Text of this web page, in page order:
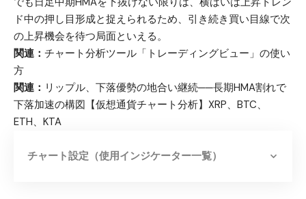
ド中の押し目形成と捉えられるため、引き続き買い目線で次
の上昇機会を待つ局面といえる。
関連： チャート分析ツール「トレーディングビュー」の使い
方
関連： リップル、下落優勢の地合い継続──長期HMA割れで
下落加速の構図【仮想通貨チャート分析】XRP、BTC、
ETH、KTA
チャート設定（使用インジケーター一覧）